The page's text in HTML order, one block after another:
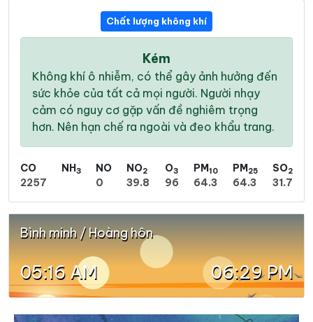
Chất lượng không khí
Kém
Không khí ô nhiễm, có thể gây ảnh hưởng đến
sức khỏe của tất cả mọi người. Người nhạy
cảm có nguy cơ gặp vấn đề nghiêm trọng
hơn. Nên hạn chế ra ngoài và đeo khẩu trang.
CO
2257
NH3
NO
0
NO2
39.8
O3
96
PM10
64.3
PM25
64.3
SO2
31.7
Bình minh / Hoàng hôn
05:16 AM 06:29 PM